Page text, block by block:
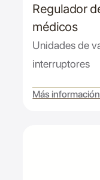
Regulador
médicos
Unidades de
interruptores
Más información